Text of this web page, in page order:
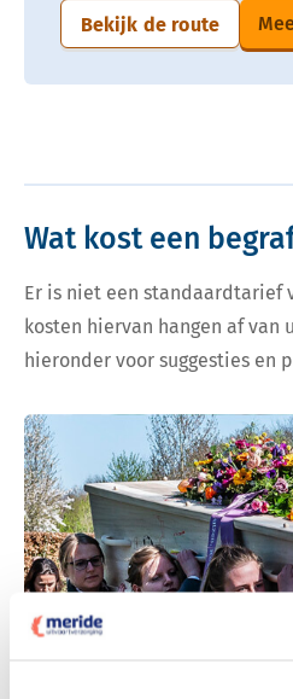
Bekijk de route
Wat kost een
Er is niet een standaardtarief
kosten hiervan hangen af van
hieronder voor suggesties en
Bekijk tarieven voor begrafenis